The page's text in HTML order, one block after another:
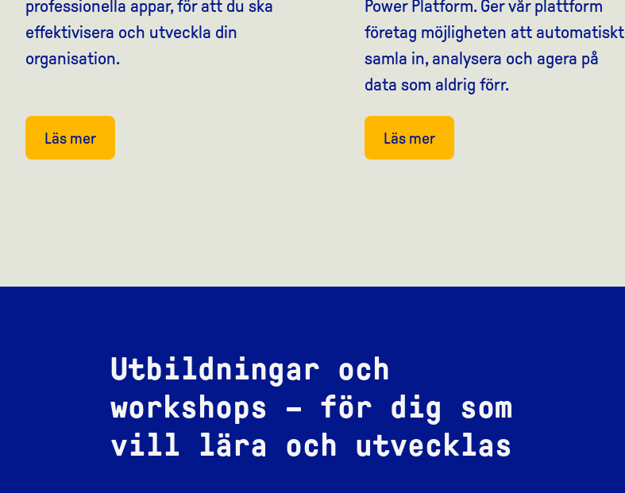
professionella appar, för att du ska
effektivisera och utveckla din
organisation.
Läs mer
Power Platform. Ger vår plattform
företag möjligheten att automatiskt
samla in, analysera och agera på
data som aldrig förr.
Läs mer
Utbildningar och
workshops – för dig som
vill lära och utvecklas